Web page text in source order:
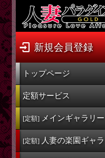
新規会員登録 ログ
トップページ
定額サービス
[定額] メインギャラリー
[定額] 人妻楽園ギャラリー
[定額] 期間限定ギャラリー
新規会員登録
トップページ
定額サービス
[定額] メインギャラリー
[定額] 人妻の楽園ギャ